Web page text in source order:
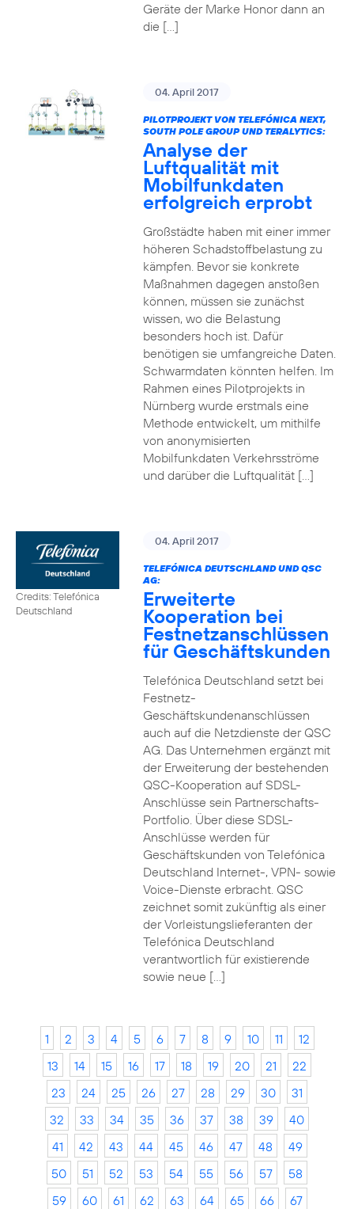
Geräte der Marke Honor dann an
die […]
04. April 2017
PILOTPROJEKT VON TELEFÓNICA NEXT,
SOUTH POLE GROUP UND TERALYTICS:
Analyse der
Luftqualität mit
Mobilfunkdaten
erfolgreich erprobt
Großstädte haben mit einer immer
höheren Schadstoffbelastung zu
kämpfen. Bevor sie konkrete
Maßnahmen dagegen anstoßen
können, müssen sie zunächst
wissen, wo die Belastung
besonders hoch ist. Dafür
benötigen sie umfangreiche Daten.
Schwarmdaten könnten helfen. Im
Rahmen eines Pilotprojekts in
Nürnberg wurde erstmals eine
Methode entwickelt, um mithilfe
von anonymisierten
Mobilfunkdaten Verkehrsströme
und darüber die Luftqualität […]
Credits: Telefónica
Deutschland
04. April 2017
TELEFÓNICA DEUTSCHLAND UND QSC
AG:
Erweiterte
Kooperation bei
Festnetzanschlüssen
für Geschäftskunden
Telefónica Deutschland setzt bei
Festnetz-
Geschäftskundenanschlüssen
auch auf die Netzdienste der QSC
AG. Das Unternehmen ergänzt mit
der Erweiterung der bestehenden
QSC-Kooperation auf SDSL-
Anschlüsse sein Partnerschafts-
Portfolio. Über diese SDSL-
Anschlüsse werden für
Geschäftskunden von Telefónica
Deutschland Internet-, VPN- sowie
Voice-Dienste erbracht. QSC
zeichnet somit zukünftig als einer
der Vorleistungslieferanten der
Telefónica Deutschland
verantwortlich für existierende
sowie neue […]
1 2 3 4 5 6 7 8 9 10 11
12
13
14 15 16 17 18 19 20 21
22
23
24 25 26 27 28 29 30
31
32
33 34 35 36 37 38 39
40
41
42 43 44 45 46 47 48
49
50
51 52 53 54 55 56 57
58
59
60 61 62 63 64 65 66
67